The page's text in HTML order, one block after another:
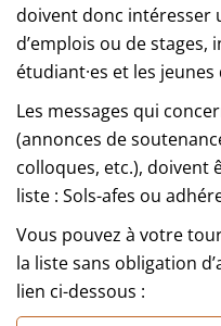
doivent donc intéresser
d’emplois ou de
étudiant·es et les jeunes
Les messages qui
(annonces de
colloques, etc.), doivent
liste : Sols-afes ou
Vous pouvez à votre
la liste sans obligation
lien ci-dessous :